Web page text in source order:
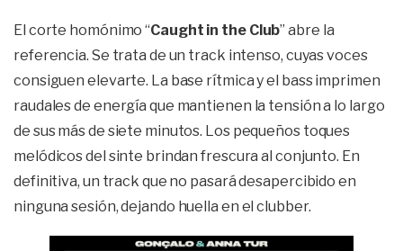
El corte homónimo “Caught in the Club” abre la
referencia. Se trata de un track intenso, cuyas voces
consiguen elevarte. La base rítmica y el bass imprimen
raudales de energía que mantienen la tensión a lo largo
de sus más de siete minutos. Los pequeños toques
melódicos del sinte brindan frescura al conjunto. En
definitiva, un track que no pasará desapercibido en
ninguna sesión, dejando huella en el clubber.